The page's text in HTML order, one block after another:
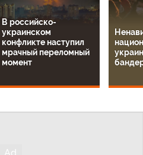
В российско-
украинском
конфликте наступил
мрачный переломный
момент